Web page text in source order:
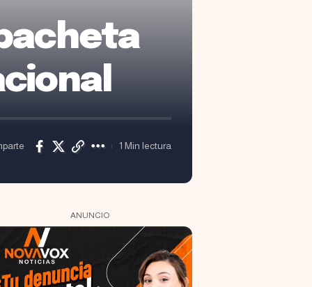
1 Min lectura
ANUNCIO